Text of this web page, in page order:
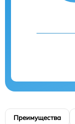
Преимущества